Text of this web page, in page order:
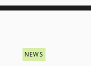
NEWS